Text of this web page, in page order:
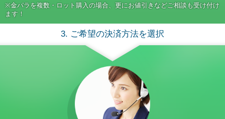
※金パラを複数・ロット購入の場合、更にお値引きなどご相談も受け付け
ます！
3. ご希望の決済方法を選択